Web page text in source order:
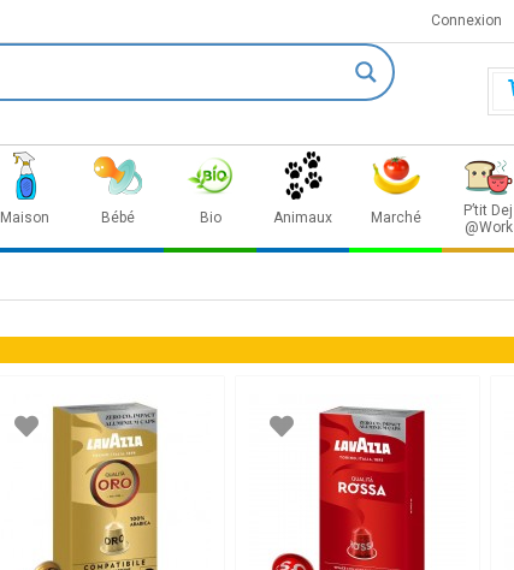
Connexion
Maison Bébé Bio Animaux Marché
P’tit Dej
@Work